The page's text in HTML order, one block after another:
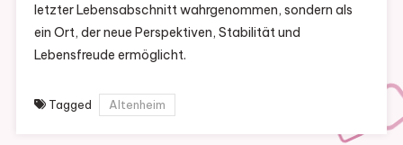
letzter Lebensabschnitt wahrgenommen, sondern als
ein Ort, der neue Perspektiven, Stabilität und
Lebensfreude ermöglicht.
Tagged Altenheim